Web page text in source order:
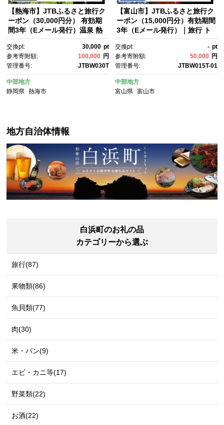
【熱海市】JTBふるさと旅行ク
ーポン（30,000円分） 有効期
間3年（Eメール発行）温泉 熱
券 宿泊 旅行券 温泉 観光 旅
行 ホテル 旅館 クーポン JT
B トラベルクーポン トラベ
ル 宿泊 旅行券 温泉 観光 旅
行 ホテル 旅館 クーポン JT
B トラベルクーポン トラベ
交換pt: 30,000 pt
参考寄附額:
100,000 円
管理番号:
JTBW030T
中部地方
静岡県
熱海市
【富山市】JTBふるさと旅行ク
ーポン（15,000円分）有効期間
3年（Eメール発行）｜旅行 ト
泊 観光 体験 旅行券 宿泊券 旅
行予約 温泉 ホテル 旅館 チケッ
ト 子供 子連れ カップル 家
族 人気 おすすめ 旅行クーポ
ン 店頭 オンライン ネット予
約 電話 有効期間3年
交換pt: - pt
参考寄附額:
50,000 円
管理番号:
JTBW015T-01
中部地方
富山県 富山市
地方自治体情報
白浜町のお礼の品
カテゴリーから選ぶ
旅行(87)
果物類(86)
魚貝類(77)
肉(30)
米・パン(9)
エビ・カニ等(17)
野菜類(22)
お酒(22)